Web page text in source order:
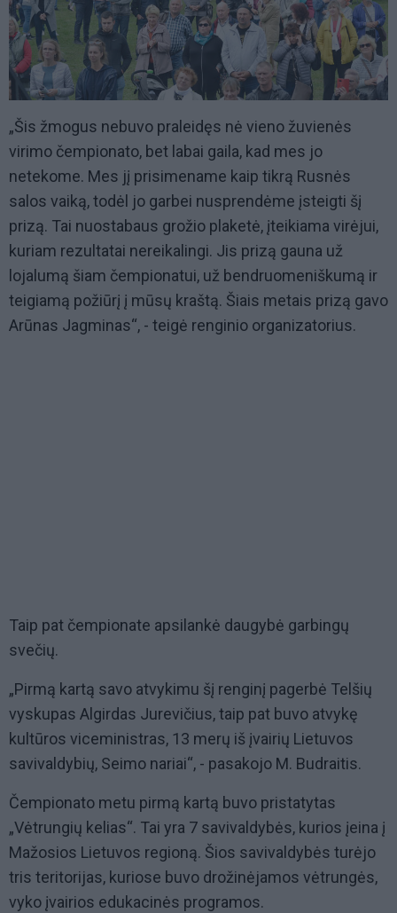
„Šis žmogus nebuvo praleidęs nė vieno žuvienės
virimo čempionato, bet labai gaila, kad mes jo
netekome. Mes jį prisimename kaip tikrą Rusnės
salos vaiką, todėl jo garbei nusprendėme įsteigti šį
prizą. Tai nuostabaus grožio plaketė, įteikiama virėjui,
kuriam rezultatai nereikalingi. Jis prizą gauna už
lojalumą šiam čempionatui, už bendruomeniškumą ir
teigiamą požiūrį į mūsų kraštą. Šiais metais prizą gavo
Arūnas Jagminas“, - teigė renginio organizatorius.
Taip pat čempionate apsilankė daugybė garbingų
svečių.
„Pirmą kartą savo atvykimu šį renginį pagerbė Telšių
vyskupas Algirdas Jurevičius, taip pat buvo atvykę
kultūros viceministras, 13 merų iš įvairių Lietuvos
savivaldybių, Seimo nariai“, - pasakojo M. Budraitis.
Čempionato metu pirmą kartą buvo pristatytas
„Vėtrungių kelias“. Tai yra 7 savivaldybės, kurios įeina į
Mažosios Lietuvos regioną. Šios savivaldybės turėjo
tris teritorijas, kuriose buvo drožinėjamos vėtrungės,
vyko įvairios edukacinės programos.